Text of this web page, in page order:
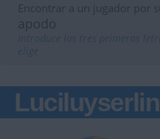
Encontrar a un jugador por su
apodo
Luciluyserlin